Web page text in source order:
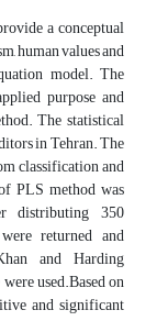
a conceptual
human values and
model. The
purpose and
The statistical
in Tehran. The
classification and
PLS method was
distributing 350
returned and
and Harding
used.Based on
and significant